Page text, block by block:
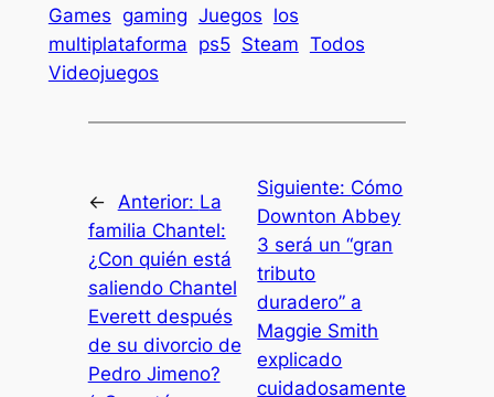
Games gaming Juegos los
multiplataforma ps5 Steam Todos
Videojuegos
← Anterior: La
familia Chantel:
¿Con quién está
saliendo Chantel
Everett después
de su divorcio de
Pedro Jimeno?
Siguiente: Cómo
Downton Abbey
3 será un “gran
tributo
duradero” a
Maggie Smith
explicado
cuidadosamente